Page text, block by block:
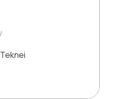
Teknei